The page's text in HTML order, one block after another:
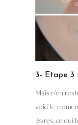
3- Etape 3
Mais n’en
voici le
lèvres, ce qui